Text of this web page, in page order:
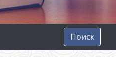
Поиск